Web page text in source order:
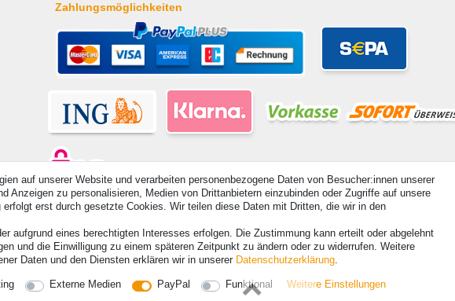
Zahlungsmöglichkeiten
vorbehalten. - Alle Rechte vorbehalten. Preisangaben inkl. gesetzl. 19% MwSt. | Grundpreise siehe Artikeldetail | *Gilt für
Kontakt
auf unserer Website und verarbeiten personenbezogene Daten von Besucher:innen unserer
Anzeigen zu personalisieren, Medien von Drittanbietern einzubinden oder Zugriffe auf unsere
erst durch gesetzte Cookies. Wir teilen diese Daten mit Dritten, die wir in den
aufgrund eines berechtigten Interesses erfolgen. Die Zustimmung kann erteilt oder abgelehnt
und die Einwilligung zu einem späteren Zeitpunkt zu ändern oder zu widerrufen. Weitere
Daten und den Diensten erklären wir in unserer Daten­schutz­erklärung.
Externe Medien PayPal Funktional Weitere Einstellungen